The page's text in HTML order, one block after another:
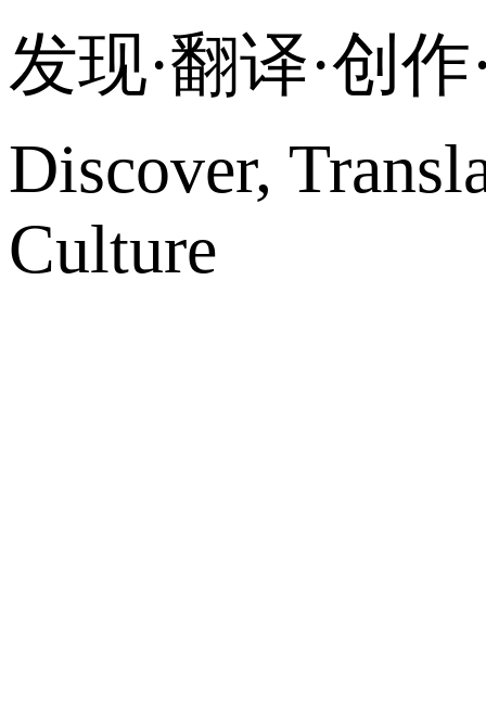
发现·翻译·创
Discover,
Culture